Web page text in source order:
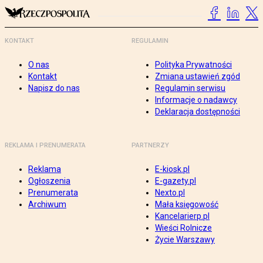
KONTAKT
O nas
Kontakt
Napisz do nas
REGULAMIN
Polityka Prywatności
Zmiana ustawień zgód
Regulamin serwisu
Informacje o nadawcy
Deklaracja dostępności
REKLAMA I PRENUMERATA
Reklama
Ogłoszenia
Prenumerata
Archiwum
PARTNERZY
E-kiosk.pl
E-gazety.pl
Nexto.pl
Mała księgowość
Kancelarierp.pl
Wieści Rolnicze
Życie Warszawy